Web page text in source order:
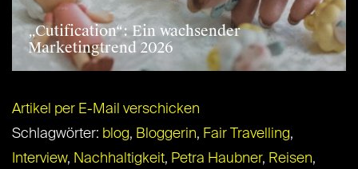
„Cutification“: Ein wachsender
Marketingtrend 2026
Artikel per E-Mail verschicken
Schlagwörter: blog, Bloggerin, Fair Travelling,
Interview, Nachhaltigkeit, Petra Haubner, Reisen,